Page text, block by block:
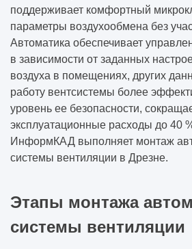
поддерживает комфортный
параметры воздухообмена без
Автоматика обеспечивает
в зависимости от заданных
воздуха в помещениях, других
работу вентсистемы более
уровень ее безопасности,
эксплуатационные расходы до 40
ИнформКАД выполняет монтаж
системы вентиляции в Дрезне.
Этапы монтажа
системы вентиляции